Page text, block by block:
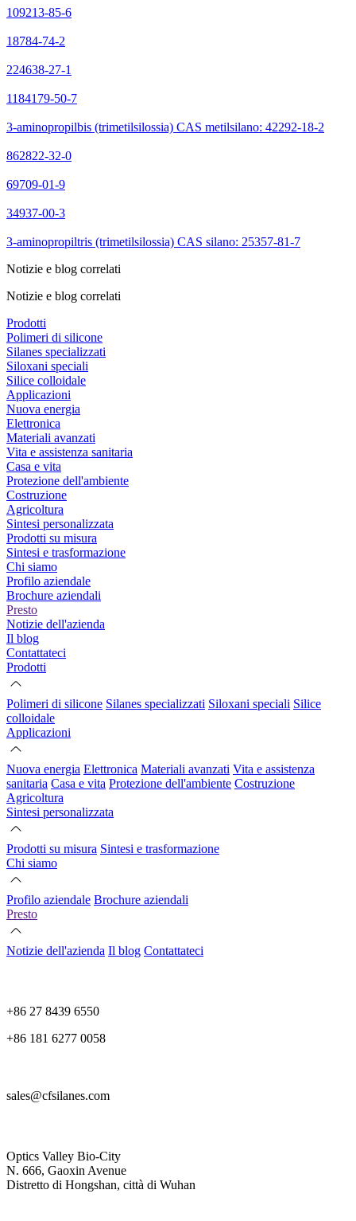
109213-85-6
18784-74-2
224638-27-1
1184179-50-7
3-aminopropilbis (trimetilsilossia) CAS metilsilano: 42292-18-2
862822-32-0
69709-01-9
34937-00-3
3-aminopropiltris (trimetilsilossia) CAS silano: 25357-81-7
Notizie e blog correlati
Notizie e blog correlati
Prodotti
Polimeri di silicone
Silanes specializzati
Siloxani speciali
Silice colloidale
Applicazioni
Nuova energia
Elettronica
Materiali avanzati
Vita e assistenza sanitaria
Casa e vita
Protezione dell'ambiente
Costruzione
Agricoltura
Sintesi personalizzata
Prodotti su misura
Sintesi e trasformazione
Chi siamo
Profilo aziendale
Brochure aziendali
Presto
Notizie dell'azienda
Il blog
Contattateci
Prodotti
Polimeri di silicone Silanes specializzati Siloxani speciali Silice
colloidale
Applicazioni
Nuova energia Elettronica Materiali avanzati Vita e assistenza
sanitaria Casa e vita Protezione dell'ambiente Costruzione
Agricoltura
Sintesi personalizzata
Prodotti su misura Sintesi e trasformazione
Chi siamo
Profilo aziendale Brochure aziendali
Presto
Notizie dell'azienda Il blog Contattateci
+86 27 8439 6550
+86 181 6277 0058
sales@cfsilanes.com
Optics Valley Bio-City
N. 666, Gaoxin Avenue
Distretto di Hongshan, città di Wuhan